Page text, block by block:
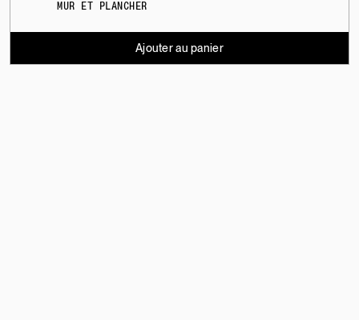
MUR ET PLANCHER
Ajouter au panier